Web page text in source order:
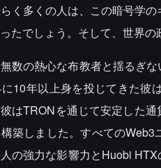
く多くの人は、この暗号学
たでしょう。そして、世界
数の熱心な布教者と揺るぎ
10年以上身を投じてきた彼
はTRONを通じて安定した
築しました。すべての
の強力な影響力とHuobi